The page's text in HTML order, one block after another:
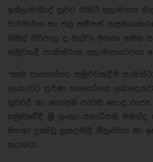
ඉස්ලාමාබාද් නුවර පිහිටි අග්‍රාමාත්‍ය
වාරිමාර්ග හා ජල සම්පත්
නිමල් සිරිපාල ද සිල්වා මහතා සමග
හමුවකදී පාකිස්ථාන අග්‍රාමාත්‍යවරයා
“සෑම ජාත්‍යන්තර සමුළුවකදීම
ලංකාවට පූර්ණ සහයෝගය
නුවරදී හා කොළඹ පැවති පොදු
සමුළුවේදී ශ්‍රී ලංකා ජනාධිපති මහින්ද
මහතා දැක්වූ සුහදශීලී මිත්‍රත්වය මා
කරනවා.